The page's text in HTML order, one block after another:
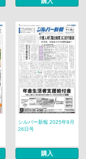
シルバー新報 2025年9月
26日号
購入